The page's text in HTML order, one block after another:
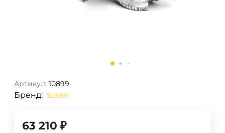
Артикул: 10899
Бренд: Seletti
63 210 ₽